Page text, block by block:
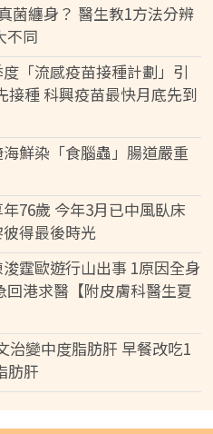
菌纏身？ 醫生教1方法分辨
不同
「流感疫苗接種計劃」引
接種 科興疫苗最快月底先到
鮮染「食腦蟲」腸道嚴重
76歲 今年3月已中風臥床
得最後時光
霆歐遊行山出事 1原因全身
港求醫【附皮膚科醫生夏
治變中度脂肪肝 早餐改吃1
肪肝